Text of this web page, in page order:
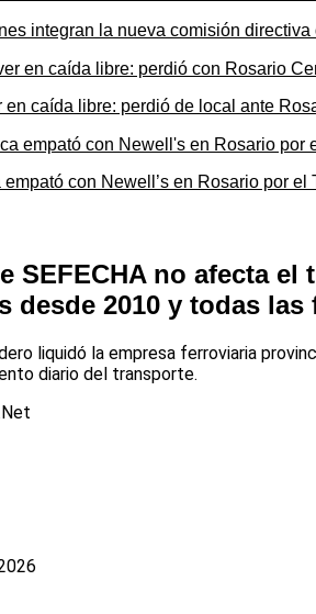
integran la nueva comisión
en caída libre: perdió de local ante
empató con Newell’s en Rosario por el
SEFECHA no afecta
desde 2010 y todas
liquidó la empresa ferroviaria
diario del transporte.